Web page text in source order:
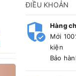
ĐIỀU KHOẢN
Hàng
Mới
kiện
Bảo